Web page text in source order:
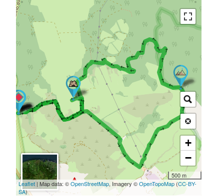
→ → → → → → → → → → → → → → → → → →
→ → → → → → → → → → → → → → → → → → → → → → → → → → → → → → → → → → → → → → → → → → → → → → → → → → → → →+
−
500 m
Leaflet | Map data: ©OpenStreetMap, Imagery ©OpenTopoMap(CC-BY-
SA)